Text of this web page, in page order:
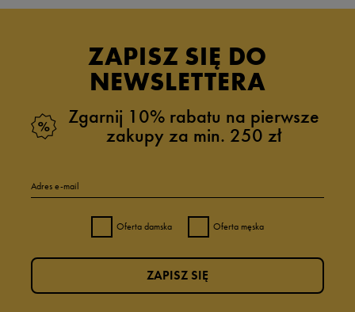
ZAPISZ SIĘ DO
NEWSLETTERA
Zgarnij 10% rabatu na pierwsze
zakupy za min. 250 zł
Adres e-mail
Oferta damska Oferta męska
ZAPISZ SIĘ